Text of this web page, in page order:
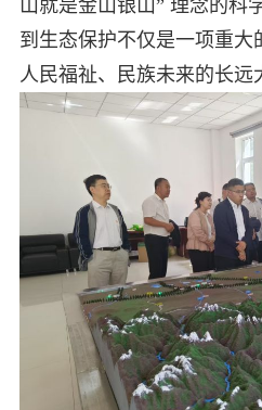
山就是金山银山” 理念的科
到生态保护不仅是一项重大
人民福祉、民族未来的长远